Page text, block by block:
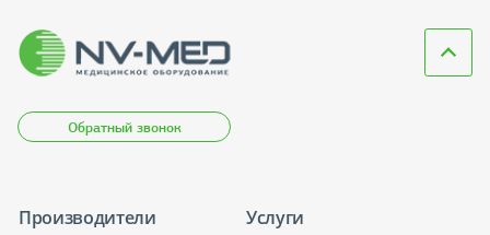
Обратный звонок
Производители
Услуги